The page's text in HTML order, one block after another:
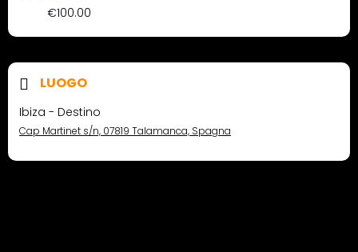
€100.00
LUOGO
Ibiza - Destino
Cap Martinet s/n, 07819 Talamanca, Spagna